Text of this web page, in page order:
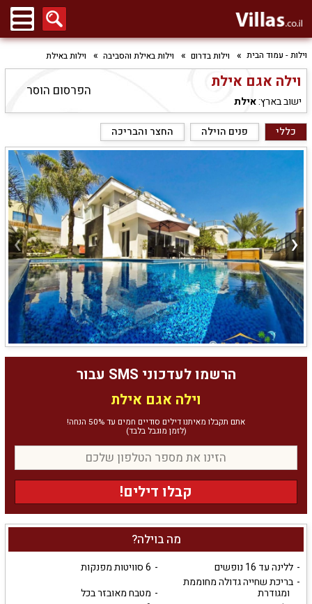
וילות - עמוד הבית וילות בדרום וילות באילת והסביבה וילות באילת
וילה אגם אילת
ישוב בארץ:אילת
הפרסום הוסר
מה בוילה?
ללינה עד 16 נופשים
6 סוויטות מפנקות
בריכת שחייה גדולה מחוממת
ומגודרת
מטבח מאובזר בכל
כללי פנים הוילה החצר והבריכה
הרשמו לעדכוני SMS עבור
וילה אגם אילת
אתם תקבלו מאיתנו דילים סודיים חמים עד 50% הנחה!
(לזמן מוגבל בלבד)
קבלו דילים!